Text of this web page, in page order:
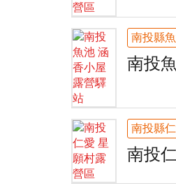
南投縣
南投
南投縣
南投